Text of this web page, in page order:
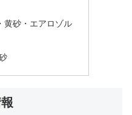
黄砂・エアロゾル